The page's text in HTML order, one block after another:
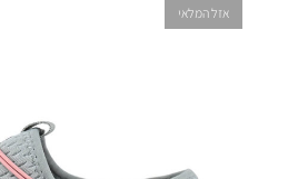
אזל המלאי